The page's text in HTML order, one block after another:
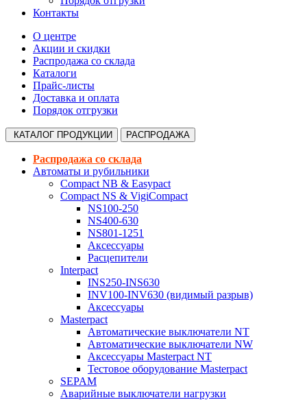
Контакты
О центре
Акции и скидки
Распродажа со склада
Каталоги
Прайс-листы
Доставка и оплата
Порядок отгрузки
КАТАЛОГ ПРОДУКЦИИ РАСПРОДАЖА
Распродажа со склада
Автоматы и рубильники
Compact NB & Easypact
Compact NS & VigiCompact
NS100-250
NS400-630
NS801-1251
Аксессуары
Расцепители
Interpact
INS250-INS630
INV100-INV630 (видимый разрыв)
Аксессуары
Masterpact
Автоматические выключатели NT
Автоматические выключатели NW
Аксессуары Masterpact NT
Тестовое оборудование Masterpact
SEPAM
Аварийные выключатели нагрузки